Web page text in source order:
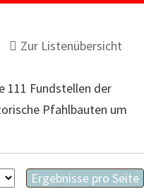
Zur Listenübersicht
111 Fundstellen der
Pfahlbauten um
Vorhandene
Ergebnisse pro Seite